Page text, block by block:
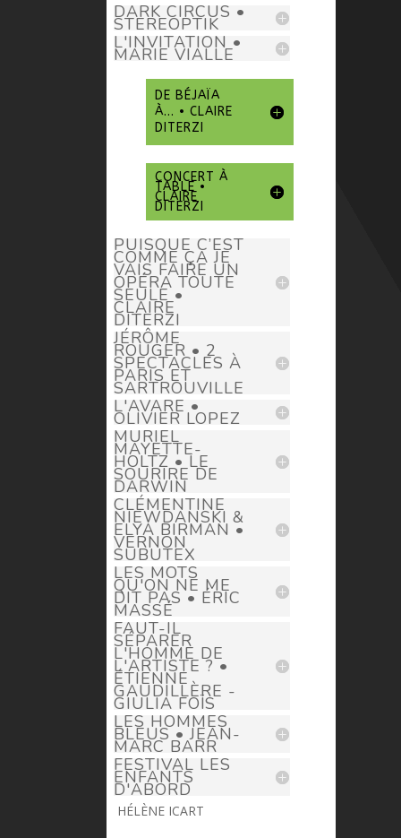
DARK CIRCUS •
STEREOPTIK
L'INVITATION •
MARIE VIALLE
DE BÉJAÏA
À... • CLAIRE
DITERZI
CONCERT À
TABLE •
CLAIRE
DITERZI
PUISQUE C’EST
COMME ÇA JE
VAIS FAIRE UN
OPÉRA TOUTE
SEULE •
CLAIRE
DITERZI
JÉRÔME
ROUGER • 2
SPECTACLES À
PARIS ET
SARTROUVILLE
L'AVARE •
OLIVIER LOPEZ
MURIEL
MAYETTE-
HOLTZ • LE
SOURIRE DE
DARWIN
CLÉMENTINE
NIEWDANSKI &
ELYA BIRMAN •
VERNON
SUBUTEX
LES MOTS
QU'ON NE ME
DIT PAS • ÉRIC
MASSÉ
FAUT-IL
SÉPARER
L'HOMME DE
L'ARTISTE ? •
ÉTIENNE
GAUDILLÈRE -
GIULIA FOÏS
LES HOMMES
BLEUS • JEAN-
MARC BARR
FESTIVAL LES
ENFANTS
D'ABORD
HÉLÈNE ICART
> helene.icart@prima-donna.fr